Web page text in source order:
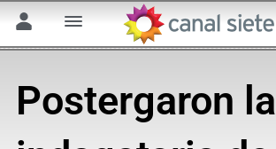
Postergaron la